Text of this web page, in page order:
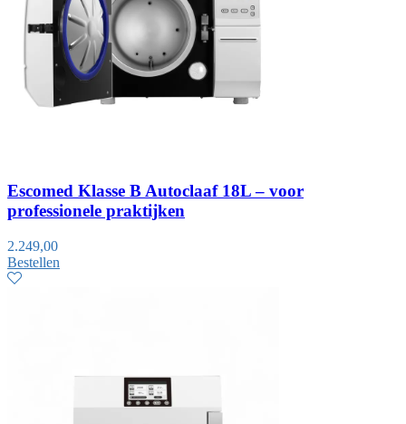
Escomed Klasse B Autoclaaf 18L – voor
professionele praktijken
2.249,00
Bestellen